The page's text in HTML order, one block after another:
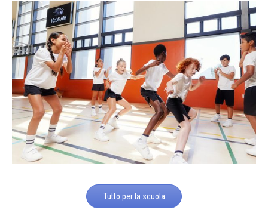
Tutto per la scuola